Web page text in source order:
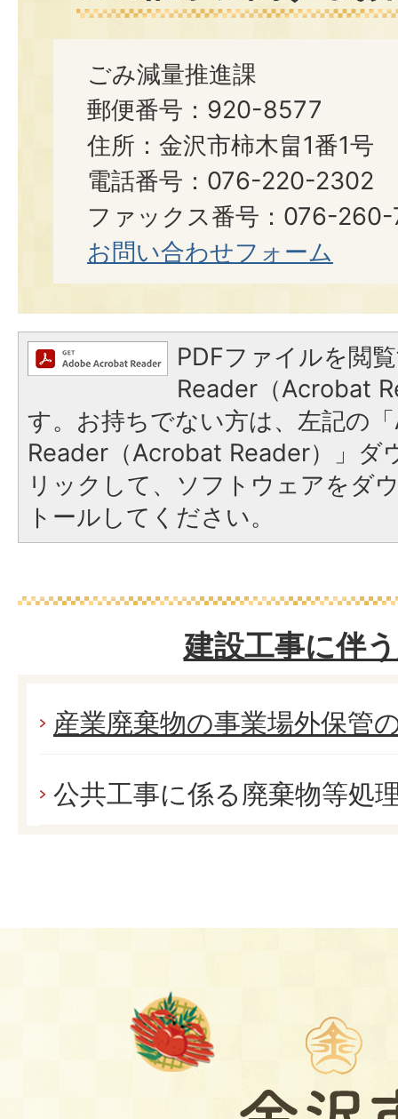
ごみ減量推進課
郵便番号：920-8577
住所：金沢市柿木畠1番1号
電話番号：076-220-2302
ファックス番号：076-
お問い合わせフォーム
PDFファイルを閲
Reader（Acrobat
す。お持ちでない方は、左記の
Reader（Acrobat Reader）」ダ
リックして、ソフトウェアをダ
トールしてください。
建設工事に伴
産業廃棄物の事業場外保管
公共工事に係る廃棄物等処